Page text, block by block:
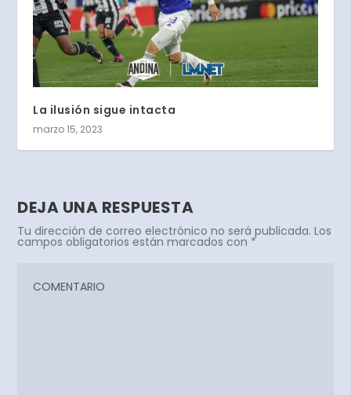
La ilusión sigue intacta
marzo 15, 2023
DEJA UNA RESPUESTA
Tu dirección de correo electrónico no será publicada. Los
campos obligatorios están marcados con *